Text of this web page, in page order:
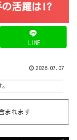
の活躍は!?
LINE
2026.07.07
まれます